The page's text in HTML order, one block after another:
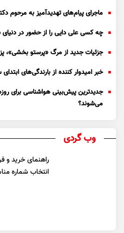
ماجرای پیام‌های تهدیدآمیز به مرحوم
چه کسی علی دایی را از حضور در
جزئیات جدید از مرگ «پرستو بخشی»،
خبر امیدوار کننده از بارندگی‌های ابتدای سال
جدیدترین پیش‌بینی هواشناسی برای
می‌شوند؟
وب گردی
راهنمای خرید و
انتخاب شماره